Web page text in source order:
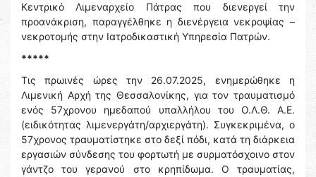
Κεντρικό Λιμεναρχείο Πάτρας που διενεργεί την
προανάκριση, παραγγέλθηκε η διενέργεια νεκροψίας –
νεκροτομής στην Ιατροδικαστική Υπηρεσία Πατρών.
*****
Τις πρωινές ώρες την 26.07.2025, ενημερώθηκε η
Λιμενική Αρχή της Θεσσαλονίκης, για τον τραυματισμό
ενός 57χρονου ημεδαπού υπαλλήλου του Ο.Λ.Θ. Α.Ε.
(ειδικότητας λιμενεργάτη/αρχιεργάτη). Συγκεκριμένα, ο
57χρονος τραυματίστηκε στο δεξί πόδι, κατά τη διάρκεια
εργασιών σύνδεσης του φορτωτή με συρματόσχοινο στον
γάντζο του γερανού στο κρηπίδωμα. Ο τραυματίας,